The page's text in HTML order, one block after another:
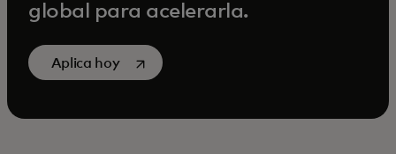
global para acelerarla.
Aplica hoy se abre en una pestaña nueva